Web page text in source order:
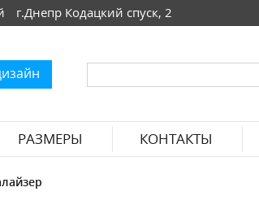
г.Днепр Кодацкий спуск, 2
РАЗМЕРЫ КОНТАКТЫ